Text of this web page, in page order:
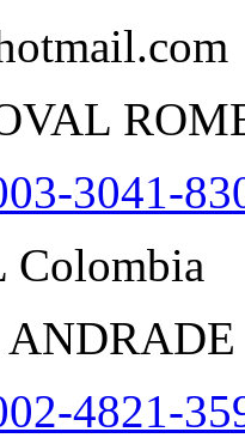
3041-
Colombia
4821-